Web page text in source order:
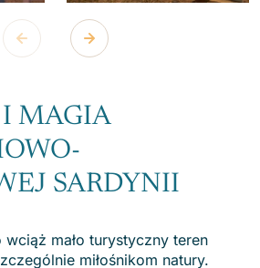
I MAGIA
SARDYNII
wciąż mało turystyczny teren
miłośnikom natury.